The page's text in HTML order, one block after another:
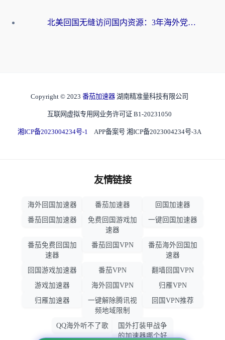
北美回国无缝访问国内资源：3年海外党亲测的加速器选择指南
Copyright © 2023 番茄加速器 湖南精准量科技有限公司
互联网虚拟专用网业务许可证 B1-20231050
湘ICP备2023004234号-1 APP备案号 湘ICP备2023004234号-3A
友情链接
海外回国加速器 番茄加速器
回国加速器
番茄回国加速器
免费回国游戏加
速器
一键回国加速器
番茄免费回国加
速器
番茄回国VPN
番茄海外回国加
速器
回国游戏加速器
番茄VPN
翻墙回国VPN
游戏加速器
海外回国VPN
归雁VPN
归雁加速器
一键解除腾讯视
频地域限制
回国VPN推荐
QQ海外听不了歌
国外打装甲战争
的加速器哪个好